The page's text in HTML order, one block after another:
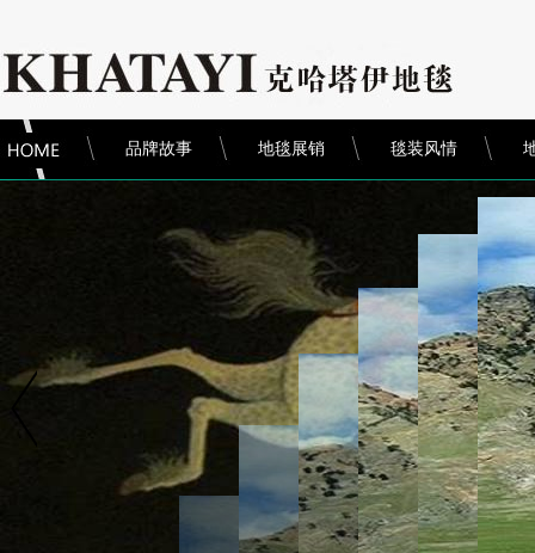
品牌故事 地毯展销 毯装风情